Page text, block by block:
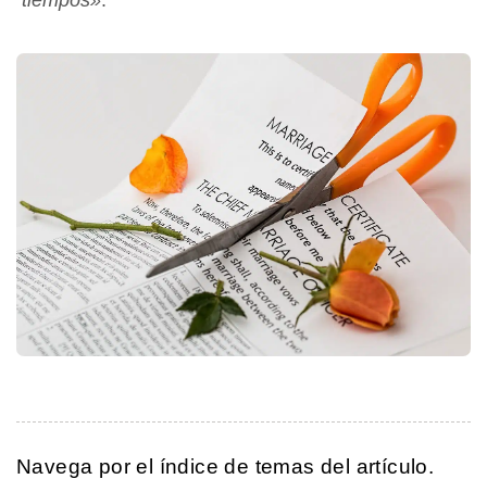
Navega por el índice de temas del artículo.